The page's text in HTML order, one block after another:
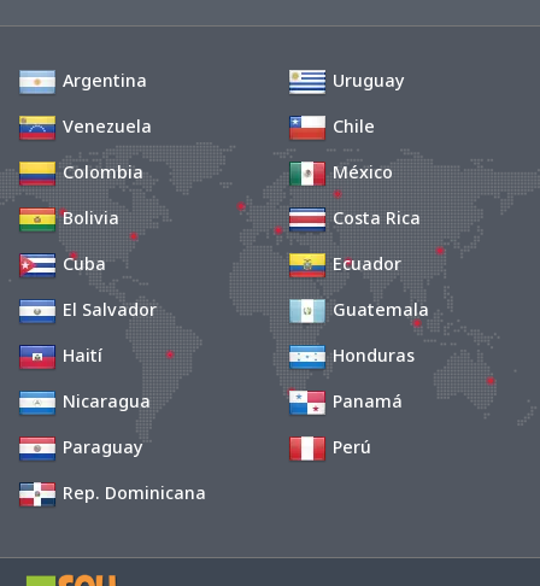
Argentina
Uruguay
Venezuela
Chile
Colombia
México
Bolivia
Costa Rica
Cuba
Ecuador
El Salvador
Guatemala
Haití
Honduras
Nicaragua
Panamá
Paraguay
Perú
Rep. Dominicana